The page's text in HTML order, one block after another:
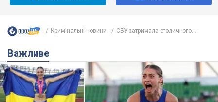
Кримінальні новини СБУ затримала столичного...
Важливе